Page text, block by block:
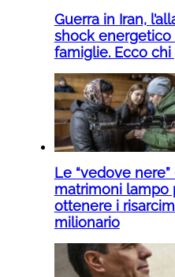
Guerra in Iran,
shock energetico
famiglie. Ecco chi
Le “vedove
matrimoni lampo
ottenere i
milionario